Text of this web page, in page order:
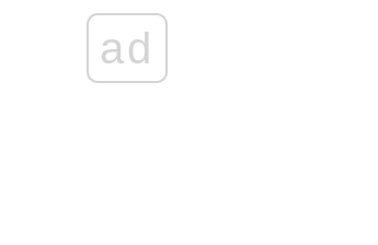
ad